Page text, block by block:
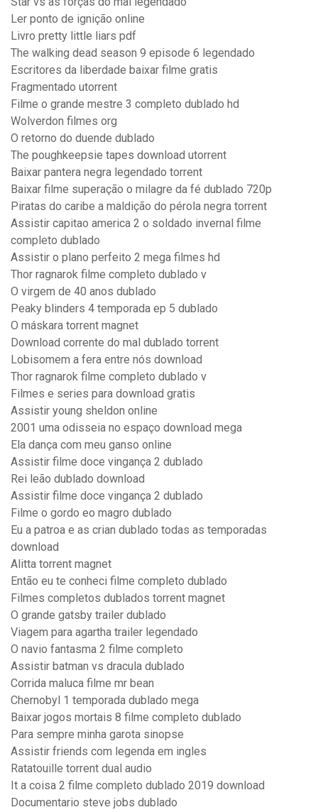
Ler ponto de ignição online
Livro pretty little liars pdf
The walking dead season 9 episode 6 legendado
Escritores da liberdade baixar filme gratis
Fragmentado utorrent
Filme o grande mestre 3 completo dublado hd
Wolverdon filmes org
O retorno do duende dublado
The poughkeepsie tapes download utorrent
Baixar pantera negra legendado torrent
Baixar filme superação o milagre da fé dublado 720p
Piratas do caribe a maldição do pérola negra torrent
Assistir capitao america 2 o soldado invernal filme
completo dublado
Assistir o plano perfeito 2 mega filmes hd
Thor ragnarok filme completo dublado v
O virgem de 40 anos dublado
Peaky blinders 4 temporada ep 5 dublado
O máskara torrent magnet
Download corrente do mal dublado torrent
Lobisomem a fera entre nós download
Thor ragnarok filme completo dublado v
Filmes e series para download gratis
Assistir young sheldon online
2001 uma odisseia no espaço download mega
Ela dança com meu ganso online
Assistir filme doce vingança 2 dublado
Rei leão dublado download
Assistir filme doce vingança 2 dublado
Filme o gordo eo magro dublado
Eu a patroa e as crian dublado todas as temporadas
download
Alitta torrent magnet
Então eu te conheci filme completo dublado
Filmes completos dublados torrent magnet
O grande gatsby trailer dublado
Viagem para agartha trailer legendado
O navio fantasma 2 filme completo
Assistir batman vs dracula dublado
Corrida maluca filme mr bean
Chernobyl 1 temporada dublado mega
Baixar jogos mortais 8 filme completo dublado
Para sempre minha garota sinopse
Assistir friends com legenda em ingles
Ratatouille torrent dual audio
It a coisa 2 filme completo dublado 2019 download
Documentario steve jobs dublado